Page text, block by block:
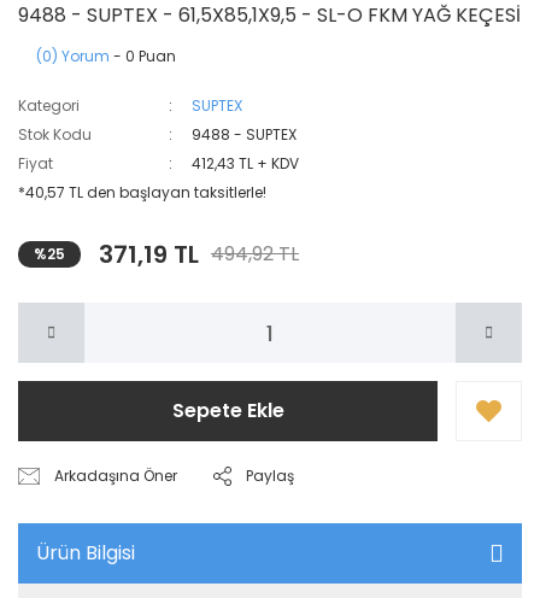
9488 - SUPTEX - 61,5X85,1X9,5 - SL-O FKM YAĞ KEÇESİ
(0) Yorum - 0 Puan
Kategori
SUPTEX
Stok Kodu
9488 - SUPTEX
Fiyat
412,43 TL + KDV
*40,57 TL den başlayan taksitlerle!
%25 371,19 TL 494,92 TL
Sepete Ekle
Arkadaşına Öner Paylaş
Ürün Bilgisi